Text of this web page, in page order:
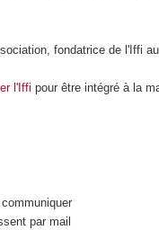
fondatrice de l'Iffi
l'Iffi pour être intégré à la
par mail